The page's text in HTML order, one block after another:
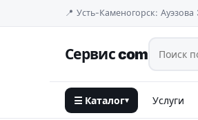
📍 Усть-Каменогорск:
Сервис com
☰ Каталог▾ Услуги